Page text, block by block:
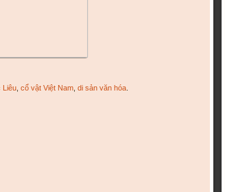
Liêu, cổ vật Việt Nam, di sản văn hóa.